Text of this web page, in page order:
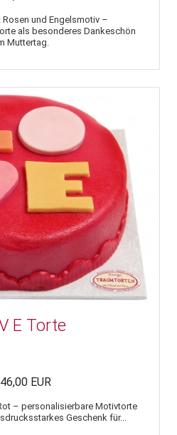
und Engelsmotiv –
als besonderes Dankeschön
Muttertag.
E Torte
EUR
– personalisierbare Motivtorte
Geschenk für...